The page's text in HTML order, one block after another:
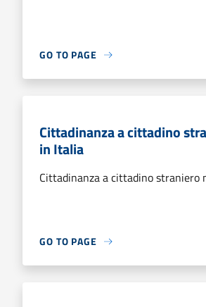
GO TO PAGE
Cittadinanza a cittadino
in Italia
Cittadinanza a cittadino straniero
GO TO PAGE